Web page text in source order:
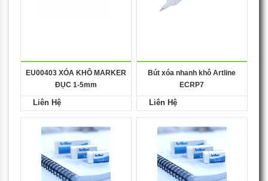
EU00403 XÓA KHÔ MARKER
ĐỤC 1-5mm
Liên Hệ
Bút xóa nhanh khô Artline
ECRP7
Liên Hệ